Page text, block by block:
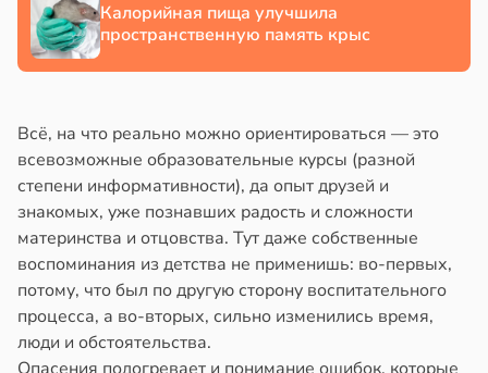
Калорийная пища улучшила
пространственную память крыс
Всё, на что реально можно ориентироваться — это
всевозможные образовательные курсы (разной
степени информативности), да опыт друзей и
знакомых, уже познавших радость и сложности
материнства и отцовства. Тут даже собственные
воспоминания из детства не применишь: во-первых,
потому, что был по другую сторону воспитательного
процесса, а во-вторых, сильно изменились время,
люди и обстоятельства.